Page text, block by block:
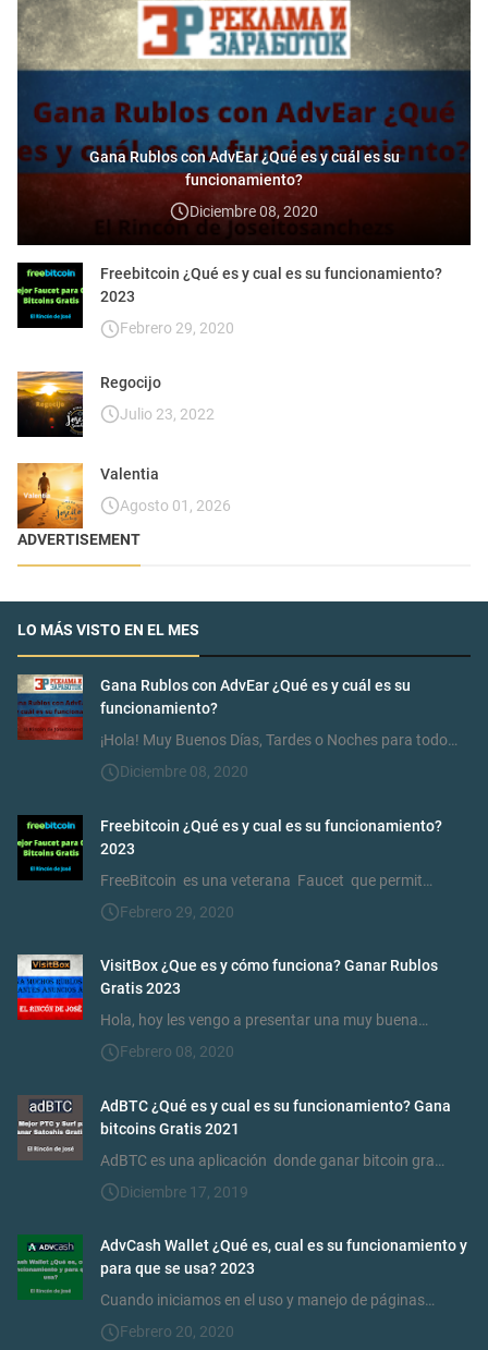
Gana Rublos con AdvEar ¿Qué es y cuál es su
funcionamiento?
Diciembre 08, 2020
Freebitcoin ¿Qué es y cual es su funcionamiento?
2023
Febrero 29, 2020
Regocijo
Julio 23, 2022
Valentia
Agosto 01, 2026
ADVERTISEMENT
LO MÁS VISTO EN EL MES
Gana Rublos con AdvEar ¿Qué es y cuál es su
funcionamiento?
¡Hola! Muy Buenos Días, Tardes o Noches para todo…
Diciembre 08, 2020
Freebitcoin ¿Qué es y cual es su funcionamiento?
2023
FreeBitcoin es una veterana Faucet que permit…
Febrero 29, 2020
VisitBox ¿Que es y cómo funciona? Ganar Rublos
Gratis 2023
Hola, hoy les vengo a presentar una muy buena…
Febrero 08, 2020
AdBTC ¿Qué es y cual es su funcionamiento? Gana
bitcoins Gratis 2021
AdBTC es una aplicación donde ganar bitcoin gra…
Diciembre 17, 2019
AdvCash Wallet ¿Qué es, cual es su funcionamiento y
para que se usa? 2023
Cuando iniciamos en el uso y manejo de páginas…
Febrero 20, 2020